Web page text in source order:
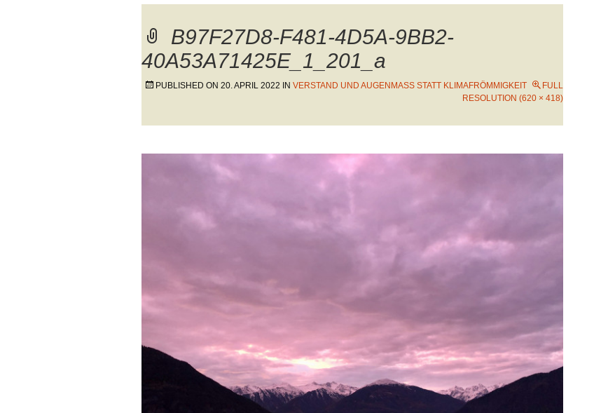
B97F27D8-F481-4D5A-9BB2-
40A53A71425E_1_201_a
PUBLISHED ON 20. APRIL 2022 IN VERSTAND UND AUGENMASS STATT KLIMAFRÖMMIGKEIT
FULL
RESOLUTION (620 × 418)